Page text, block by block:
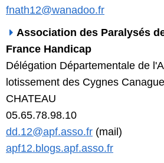
fnath12@wanadoo.fr
Association des Paralysés
France Handicap
Délégation Départementale de
lotissement des Cygnes
CHATEAU
05.65.78.98.10
dd.12@apf.asso.fr (mail)
apf12.blogs.apf.asso.fr